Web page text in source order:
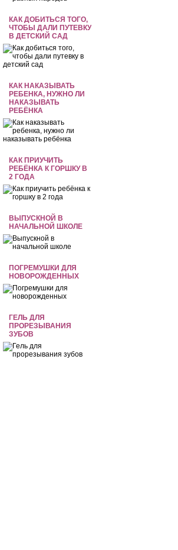
КАК ДОБИТЬСЯ ТОГО,
ЧТОБЫ ДАЛИ ПУТЕВКУ
В ДЕТСКИЙ САД
КАК НАКАЗЫВАТЬ
РЕБЕНКА, НУЖНО ЛИ
НАКАЗЫВАТЬ
РЕБЁНКА
КАК ПРИУЧИТЬ
РЕБЁНКА К ГОРШКУ В
2 ГОДА
ВЫПУСКНОЙ В
НАЧАЛЬНОЙ ШКОЛЕ
ПОГРЕМУШКИ ДЛЯ
НОВОРОЖДЕННЫХ
ГЕЛЬ ДЛЯ
ПРОРЕЗЫВАНИЯ
ЗУБОВ